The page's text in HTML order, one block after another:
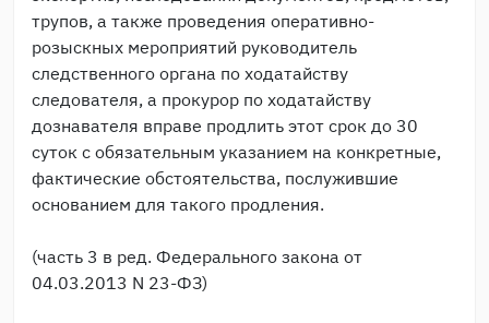
трупов, а также проведения оперативно-
розыскных мероприятий руководитель
следственного органа по ходатайству
следователя, а прокурор по ходатайству
дознавателя вправе продлить этот срок до 30
суток с обязательным указанием на конкретные,
фактические обстоятельства, послужившие
основанием для такого продления.
(часть 3 в ред. Федерального закона от
04.03.2013 N 23-ФЗ)